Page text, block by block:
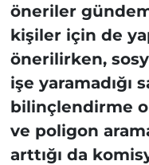
öneriler
kişiler için de
önerilirken,
işe yaramadığı
bilinçlendirme
ve poligon
arttığı da